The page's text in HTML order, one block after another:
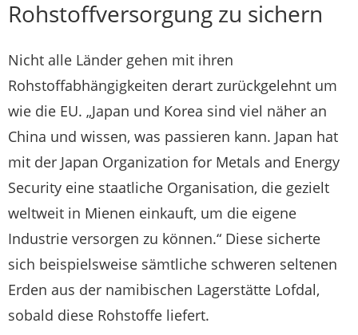
Rohstoffversorgung zu sichern
Nicht alle Länder gehen mit ihren
Rohstoffabhängigkeiten derart zurückgelehnt um
wie die EU. „Japan und Korea sind viel näher an
China und wissen, was passieren kann. Japan hat
mit der Japan Organization for Metals and Energy
Security eine staatliche Organisation, die gezielt
weltweit in Mienen einkauft, um die eigene
Industrie versorgen zu können.“ Diese sicherte
sich beispielsweise sämtliche schweren seltenen
Erden aus der namibischen Lagerstätte Lofdal,
sobald diese Rohstoffe liefert.